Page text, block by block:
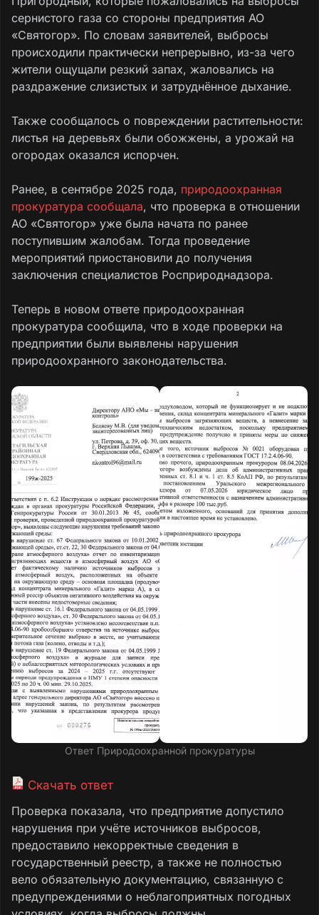
сернистого газа со стороны предприятия АО
«Святогор». По словам заявителей, выбросы
происходили практически непрерывно, из-за чего
жители ощущали резкий запах, жаловались на
раздражение слизистых и затруднённое дыхание.
Также сообщалось о повреждении растительности:
листья на деревьях были обожжены, а урожай на
огородах оказался испорчен.
Ранее, в сентябре 2025 года, природоохранная
прокуратура сообщала, что проверка в отношении
АО «Святогор» уже была начата по ранее
поступившим жалобам. Тогда проведение
мероприятий приостановили до получения
заключения специалистов Росприроднадзора.
Теперь в новом ответе природоохранная
прокуратура сообщила, что в ходе проверки на
предприятии были выявлены нарушения
природоохранного законодательства.
Ответ Природоохранной прокуратуры
Скачать ответ
Проверка показала, что предприятие допустило
нарушения при учёте источников выбросов,
предоставило некорректные сведения в
государственный реестр, а также не полностью
вело обязательную документацию, связанную с
предупреждениями о неблагоприятных погодных